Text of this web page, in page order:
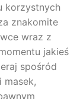
korzystnych
znakomite
wraz z
jakieś
spośród
masek,